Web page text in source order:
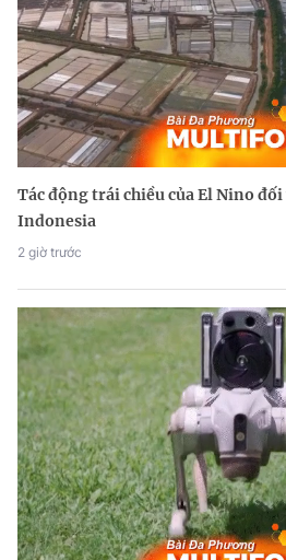
Tác động trái chiều của El Nino
Indonesia
2 giờ trước